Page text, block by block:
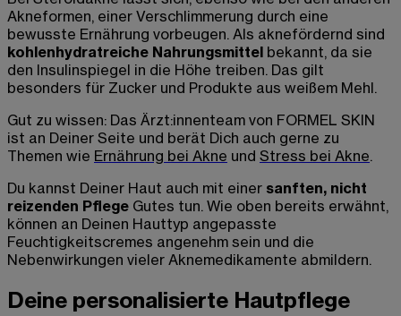
Akneformen, einer Verschlimmerung durch eine
bewusste Ernährung vorbeugen. Als aknefördernd sind
kohlenhydratreiche Nahrungsmittel bekannt, da sie
den Insulinspiegel in die Höhe treiben. Das gilt
besonders für Zucker und Produkte aus weißem Mehl.
Gut zu wissen: Das Ärzt:innenteam von FORMEL SKIN
ist an Deiner Seite und berät Dich auch gerne zu
Themen wie Ernährung bei Akne und Stress bei Akne.
Du kannst Deiner Haut auch mit einer sanften, nicht
reizenden Pflege Gutes tun. Wie oben bereits erwähnt,
können an Deinen Hauttyp angepasste
Feuchtigkeitscremes angenehm sein und die
Nebenwirkungen vieler Aknemedikamente abmildern.
Deine personalisierte Hautpflege